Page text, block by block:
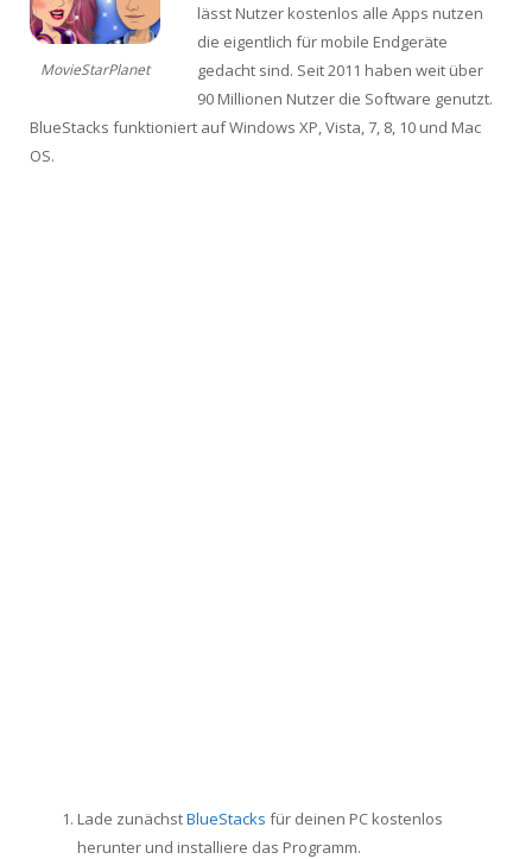
MovieStarPlanet
lässt Nutzer kostenlos alle Apps nutzen
die eigentlich für mobile Endgeräte
gedacht sind. Seit 2011 haben weit über
90 Millionen Nutzer die Software genutzt.
BlueStacks funktioniert auf Windows XP, Vista, 7, 8, 10 und Mac
OS.
Lade zunächstBlueStacks für deinen PC kostenlos
herunter und installiere das Programm.